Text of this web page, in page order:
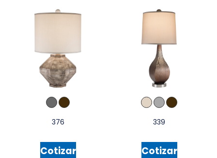
376
Cotizar
339
Cotizar